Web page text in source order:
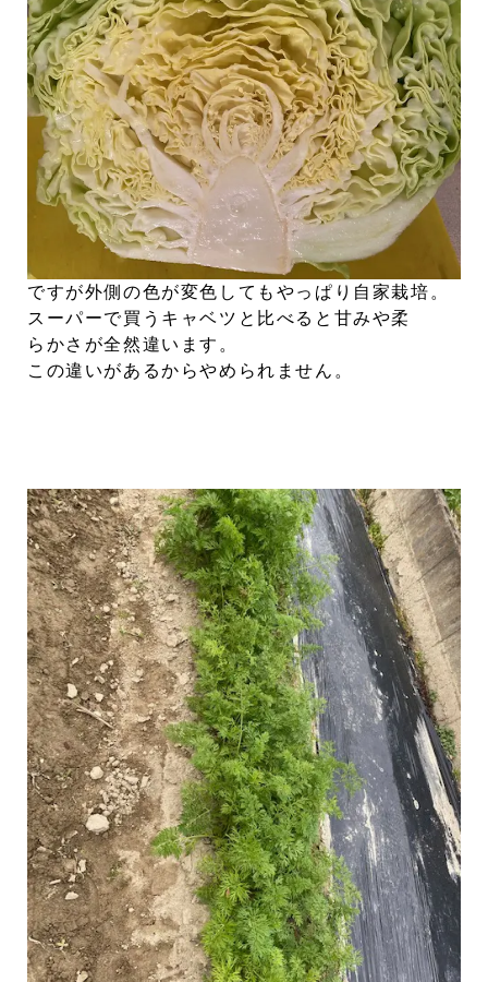
ですが外側の色が変色してもやっぱり自家栽培。
スーパーで買うキャベツと比べると甘みや柔
らかさが全然違います。
この違いがあるからやめられません。